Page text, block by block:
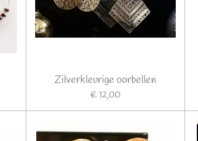
Zilverkleurige oorbellen
€ 12,00